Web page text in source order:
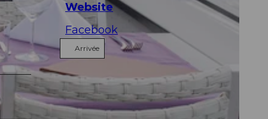
Website
Facebook
Arrivée